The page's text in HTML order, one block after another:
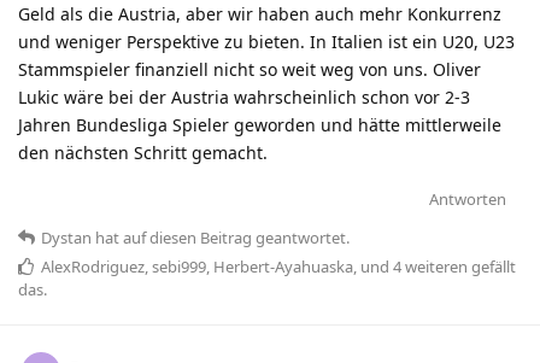
Geld als die Austria, aber wir haben auch mehr Konkurrenz
und weniger Perspektive zu bieten. In Italien ist ein U20, U23
Stammspieler finanziell nicht so weit weg von uns. Oliver
Lukic wäre bei der Austria wahrscheinlich schon vor 2-3
Jahren Bundesliga Spieler geworden und hätte mittlerweile
den nächsten Schritt gemacht.
Antworten
Dystan hatauf diesen Beitrag geantwortet.
AlexRodriguez,sebi999, Herbert-Ayahuaska, und 4weiteren gefällt
das.